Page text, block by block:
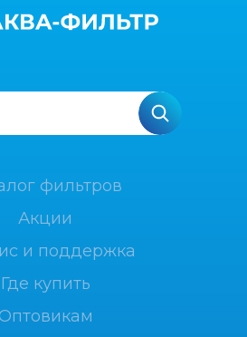
фильтров
Акции
и поддержка
Где купить